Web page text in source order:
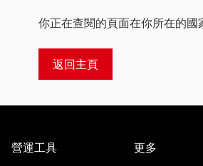
你正在查閱的頁面在你所在的國
返回主頁
營運工具 更多